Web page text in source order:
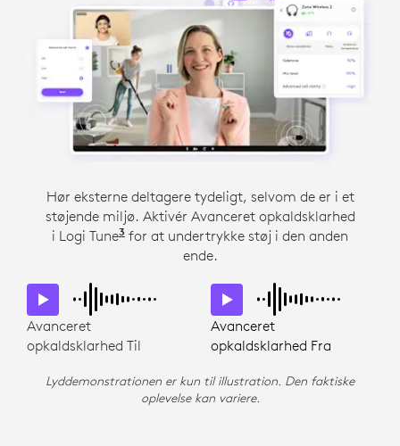
Hør eksterne deltagere tydeligt, selvom de er i et
støjende miljø. Aktivér Avanceret opkaldsklarhed
i Logi Tune3 Logi Tune er ikke tilgængelig til
for at undertrykke støj i den anden
ende.
Avanceret
opkaldsklarhed Til
Avanceret
opkaldsklarhed Fra
Lyddemonstrationen er kun til illustration. Den faktiske
oplevelse kan variere.
Lad ikke støj forstyrre vigtige opkald. Fire
støjreducerende mikrofoner undertrykker lyd fra
nærliggende samtaler, HVAC eller gøende
hunde.